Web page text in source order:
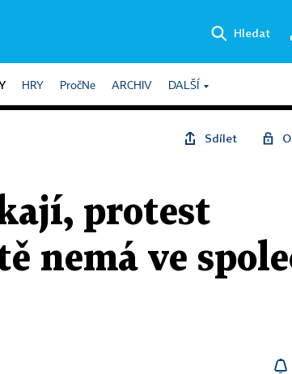
Hledat
HRY PročNe ARCHIV DALŠÍ
Sdílet
protest
nemá ve